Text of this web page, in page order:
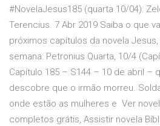
#NovelaJesus185 (quarta 10/04):
Terencius. 7 Abr 2019 Saiba o que
próximos capítulos da novela
semana: Petronius Quarta, 10/4
Capítulo 185 – S144 – 10 de abril –
descobre que o irmão morreu.
onde estão as mulheres e Ver
completos grátis, Assistir novela